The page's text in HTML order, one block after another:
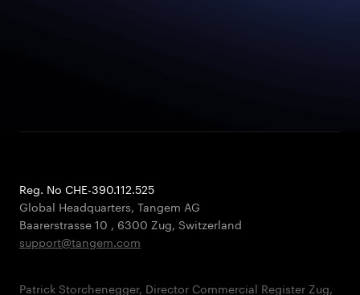
Reg. No CHE-390.112.525
Global Headquarters, Tangem AG
Baarerstrasse 10 , 6300 Zug, Switzerland
support@tangem.com
Patrick Storchenegger, Director Commercial Register Zug,